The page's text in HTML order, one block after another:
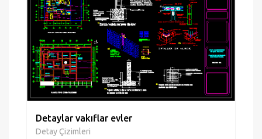
Detaylar vakıflar evler
Detay Çizimleri